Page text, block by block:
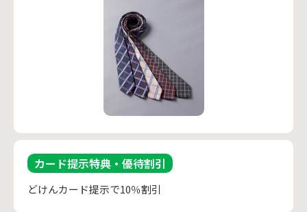
カード提示特典・優待割引
どけんカード提示で10％割引